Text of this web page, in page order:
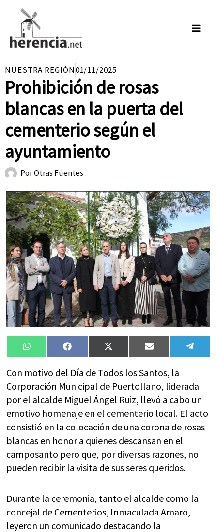
contenido
NUESTRA REGIÓN01/11/2025
Prohibición de rosas
blancas en la puerta del
cementerio según el
ayuntamiento
PorOtras Fuentes
Compartir
en
WhatsAppCompartir
en
FacebookCompartir
en
X
(Twitter)
Compartir
en
Email
en
Con motivo del Día de Todos los Santos, la
Corporación Municipal de Puertollano, liderada
por el alcalde Miguel Ángel Ruiz, llevó a cabo un
emotivo homenaje en el cementerio local. El acto
consistió en la colocación de una corona de rosas
blancas en honor a quienes descansan en el
camposanto pero que, por diversas razones, no
pueden recibir la visita de sus seres queridos.
Durante la ceremonia, tanto el alcalde como la
concejal de Cementerios, Inmaculada Amaro,
leyeron un comunicado destacando la